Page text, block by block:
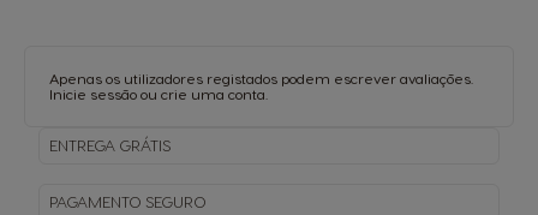
Apenas os utilizadores registados podem escrever avaliações.
Inicie sessão ou crie uma conta
ENTREGA GRÁTIS
PAGAMENTO SEGURO